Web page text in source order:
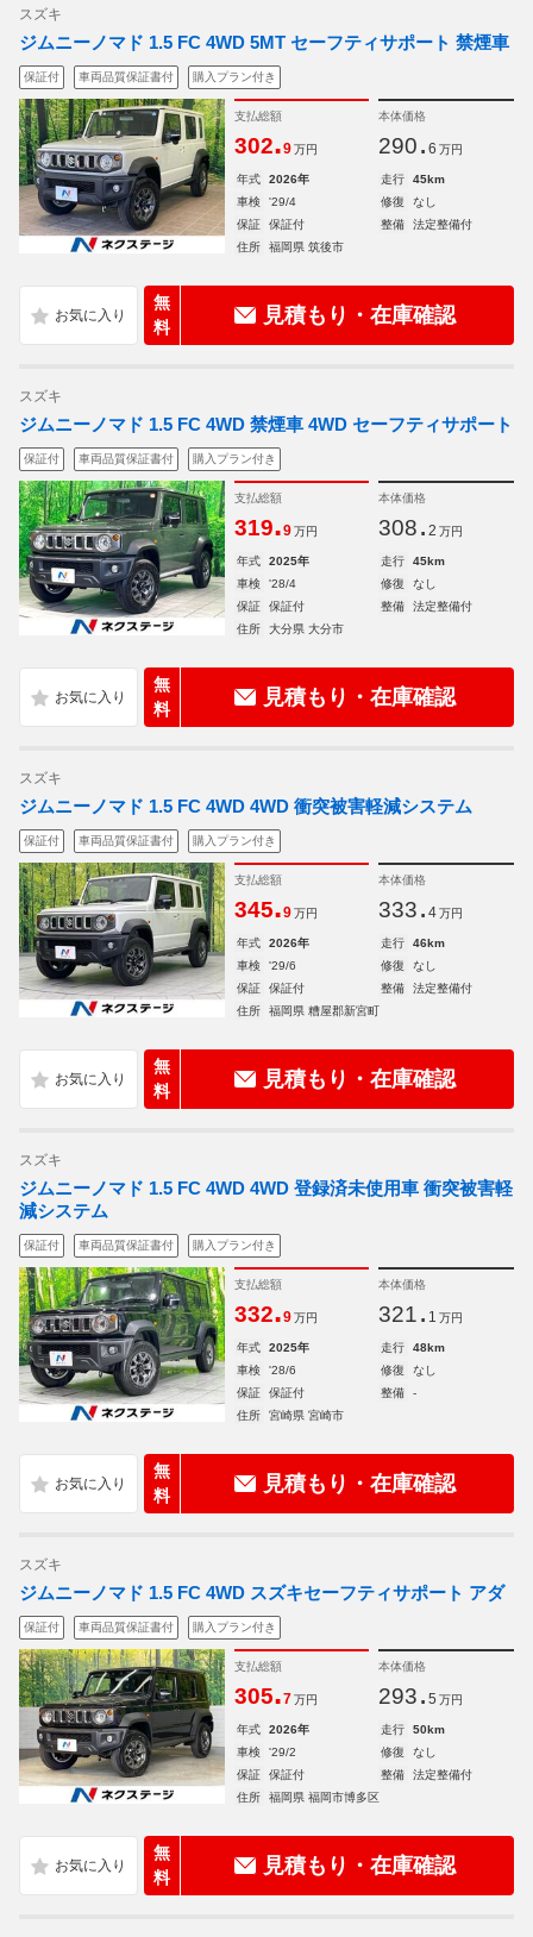
スズキ
ジムニーノマド 1.5 FC 4WD 5MT セーフティサポート 禁煙車
保証付 車両品質保証書付 購入プラン付き
支払総額
302.9 万円
本体価格
290. 6 万円
年式 2026年 走行
45km
車検
'29/4 修復
なし
保証
保証付 整備
法定整備付
住所
福岡県 筑後市
無
料
見積もり・在庫確認
スズキ
ジムニーノマド 1.5 FC 4WD 禁煙車 4WD セーフティサポート
保証付 車両品質保証書付 購入プラン付き
支払総額
319.9 万円
本体価格
308. 2 万円
年式 2025年 走行
45km
車検
'28/4 修復
なし
保証
保証付 整備
法定整備付
住所
大分県 大分市
無
料
見積もり・在庫確認
スズキ
ジムニーノマド 1.5 FC 4WD 4WD 衝突被害軽減システム
保証付 車両品質保証書付 購入プラン付き
支払総額
345.9 万円
本体価格
333. 4 万円
年式 2026年 走行
46km
車検
'29/6 修復
なし
保証
保証付 整備
法定整備付
住所
福岡県 糟屋郡新宮町
無
料
見積もり・在庫確認
スズキ
ジムニーノマド 1.5 FC 4WD 4WD 登録済未使用車 衝突被害軽
減システム
保証付 車両品質保証書付 購入プラン付き
支払総額
332.9 万円
本体価格
321. 1 万円
年式 2025年 走行
48km
車検
'28/6 修復
なし
保証
保証付 整備
-
住所
宮崎県 宮崎市
無
料
見積もり・在庫確認
スズキ
ジムニーノマド 1.5 FC 4WD スズキセーフティサポート アダ
保証付 車両品質保証書付 購入プラン付き
支払総額
305.7 万円
本体価格
293. 5 万円
年式 2026年 走行
50km
車検
'29/2 修復
なし
保証
保証付 整備
法定整備付
住所
福岡県 福岡市博多区
無
料
見積もり・在庫確認